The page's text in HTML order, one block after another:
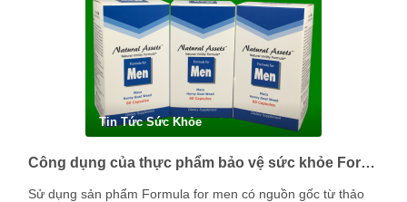
Tin Tức Sức Khỏe
Công dụng của thực phẩm bảo vệ sức khỏe Formula for men là gì?
Sử dụng sản phẩm Formula for men có nguồn gốc từ thảo